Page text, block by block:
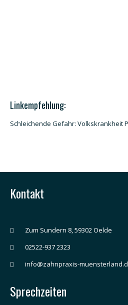
Linkempfehlung:
Schleichende Gefahr: Volkskrankheit
Kontakt
Zum Sundern 8, 59302 Oelde
02522-937 2323
info@zahnpraxis-
Sprechzeiten